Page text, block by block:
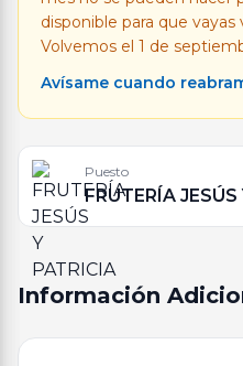
disponible para que
Volvemos el 1 de
Avísame cuando
Puesto
FRUTERÍA
Información